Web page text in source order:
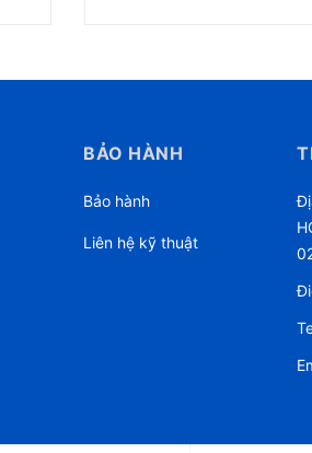
BẢO HÀNH
Bảo hành
Liên hệ kỹ thuật